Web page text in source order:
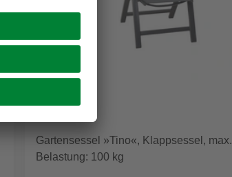
Gartensessel »Tino«, Klappsessel, max.
Belastung: 100 kg